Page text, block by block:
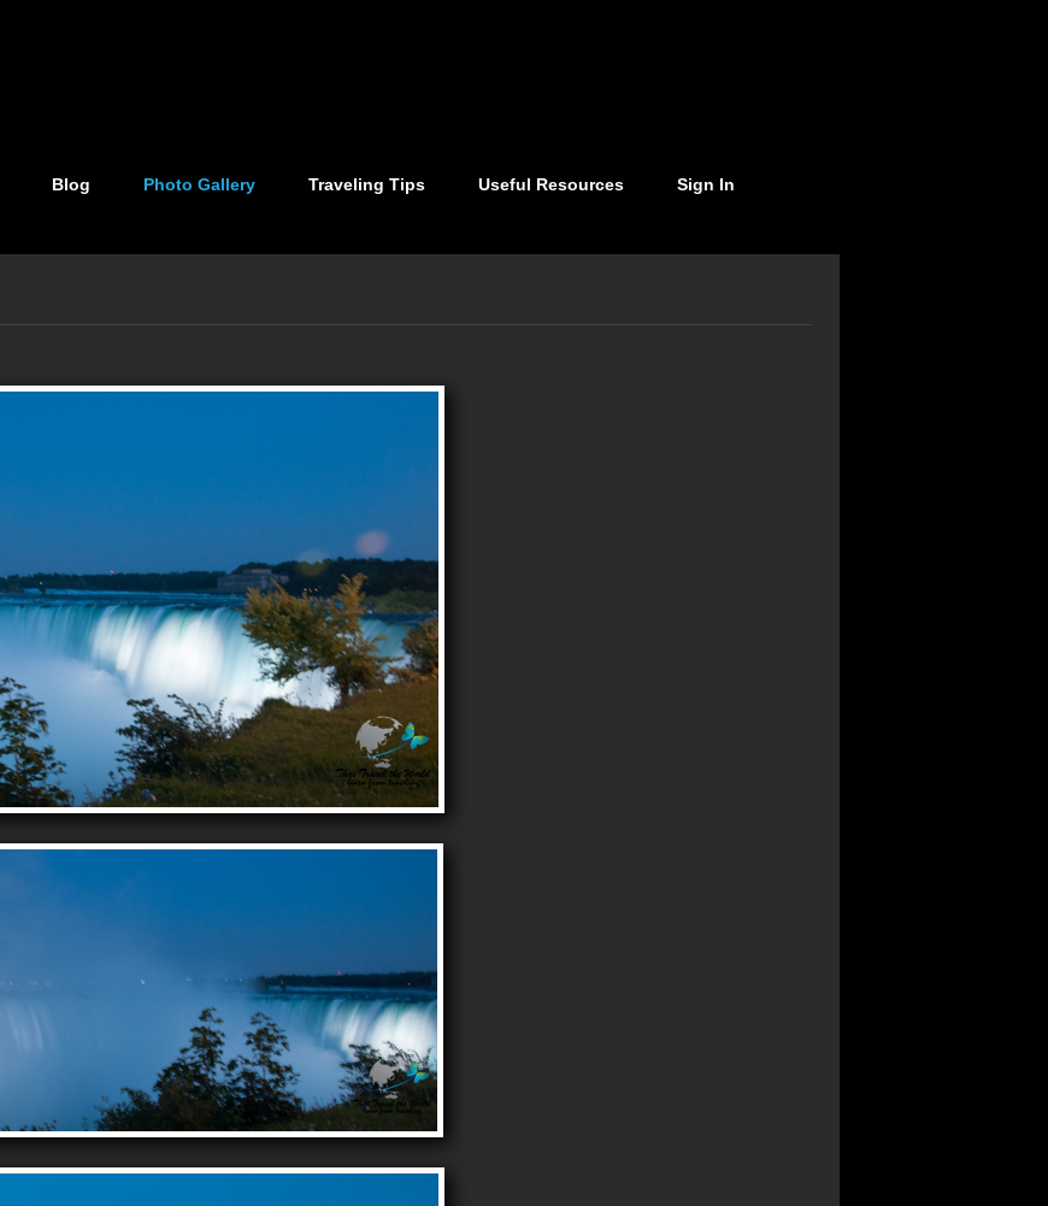
Blog Photo Gallery Traveling Tips Useful Resources Sign In